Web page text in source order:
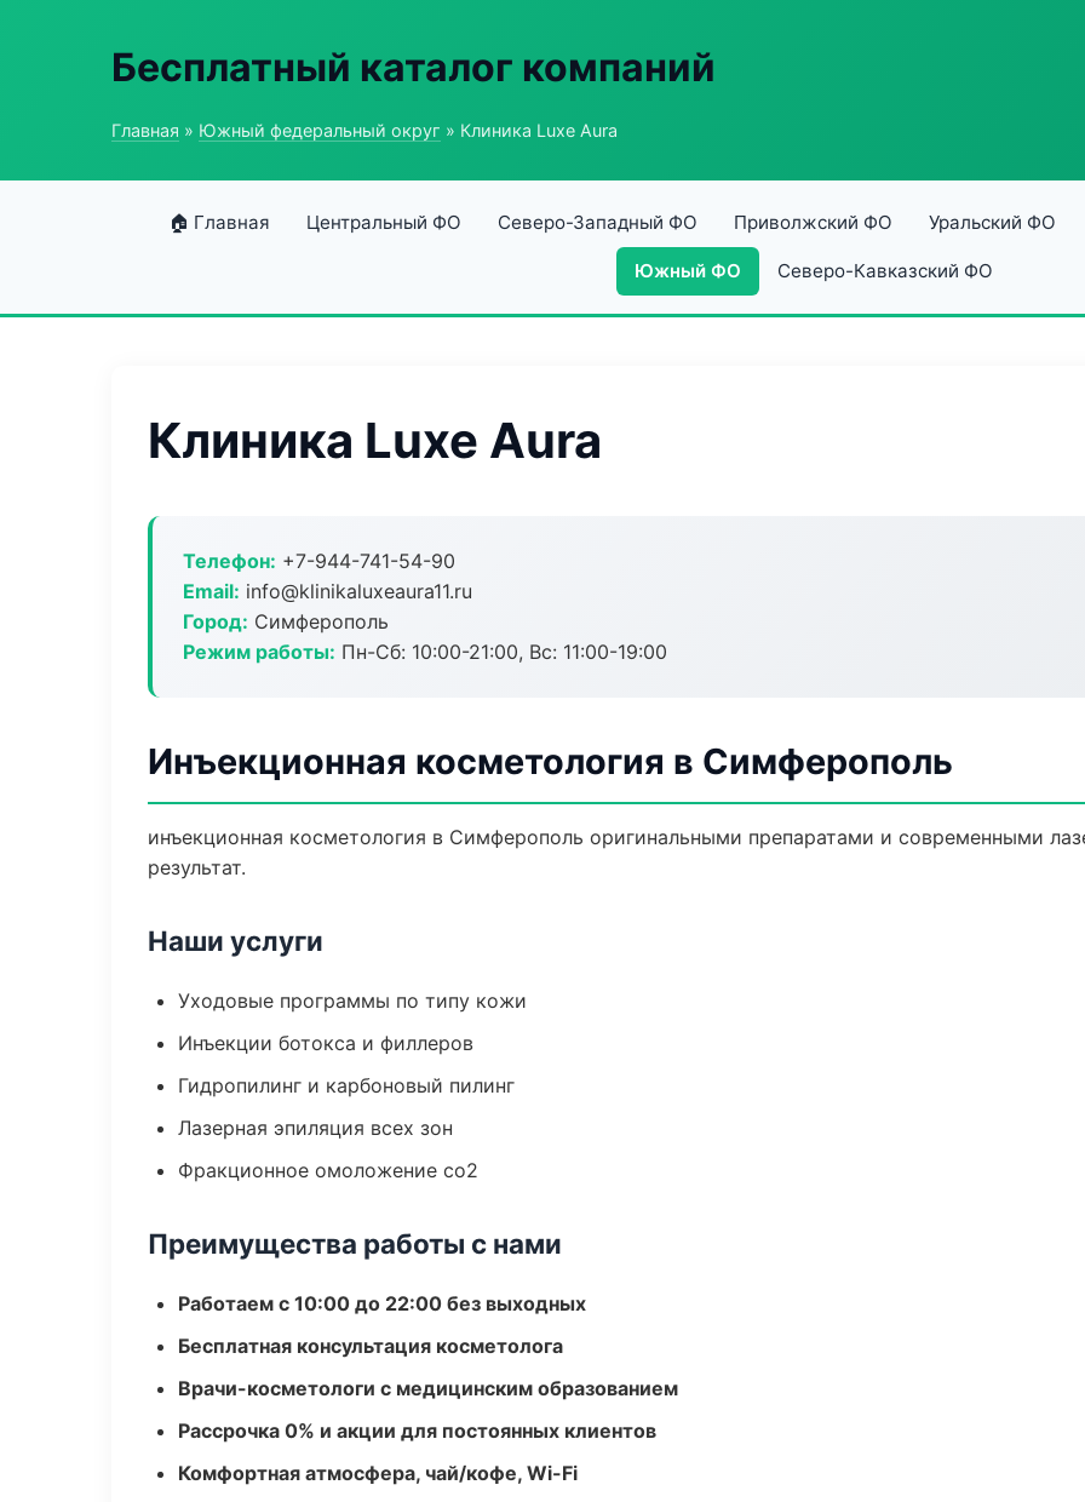
Бесплатный каталог компаний
Главная » Южный федеральный округ » Клиника Luxe Aura
🏠 Главная Центральный ФО Северо-Западный ФО Приволжский ФО Уральский ФО
Южный ФО Северо-Кавказский ФО
Клиника Luxe Aura
Телефон: +7-944-741-54-90
Email: info@klinikaluxeaura11.ru
Город: Симферополь
Режим работы: Пн-Сб: 10:00-21:00, Вс: 11:00-19:00
Инъекционная косметология в Симферополь
инъекционная косметология в Симферополь оригинальными препаратами и современными
результат.
Наши услуги
Уходовые программы по типу кожи
Инъекции ботокса и филлеров
Гидропилинг и карбоновый пилинг
Лазерная эпиляция всех зон
Фракционное омоложение co2
Преимущества работы с нами
Работаем с 10:00 до 22:00 без выходных
Бесплатная консультация косметолога
Врачи-косметологи с медицинским образованием
Рассрочка 0% и акции для постоянных клиентов
Комфортная атмосфера, чай/кофе, Wi-Fi